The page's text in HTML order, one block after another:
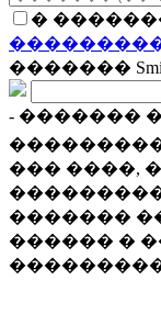
�
�������
- �������
��� ����,
�������
������ �